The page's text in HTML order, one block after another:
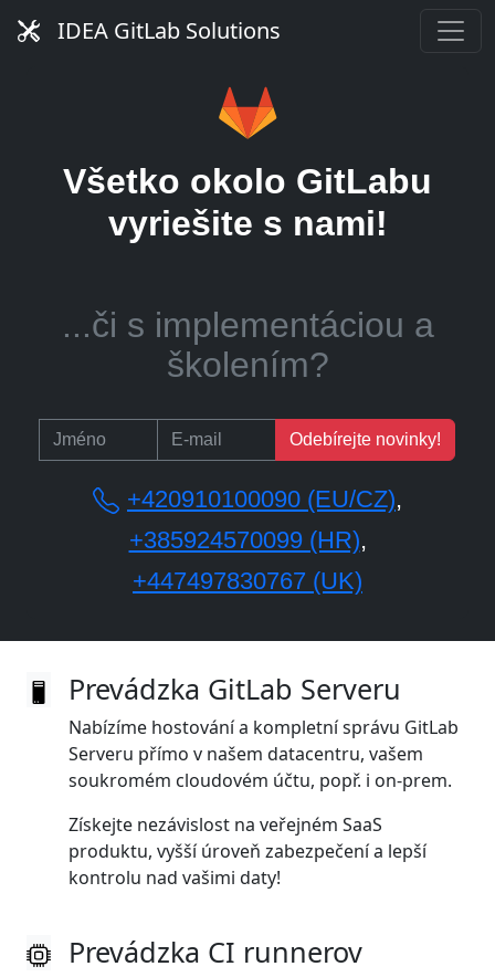
IDEA GitLab Solutions
Všetko okolo GitLabu
vyriešite s nami!
GitLab server?
...alebo pomoc so
správou CI runnerov?
...či s implementáciou a
školením?
Odebírejte novinky!
+420910100090 (EU/CZ),
+385924570099 (HR),
+447497830767 (UK)
Prevádzka GitLab Serveru
Nabízíme hostování a kompletní správu GitLab
Serveru přímo v našem datacentru, vašem
soukromém cloudovém účtu, popř. i on‑prem.
Získejte nezávislost na veřejném SaaS
produktu, vyšší úroveň zabezpečení a lepší
kontrolu nad vašimi daty!
Prevádzka CI runnerov